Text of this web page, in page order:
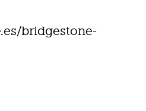
bridgestone-